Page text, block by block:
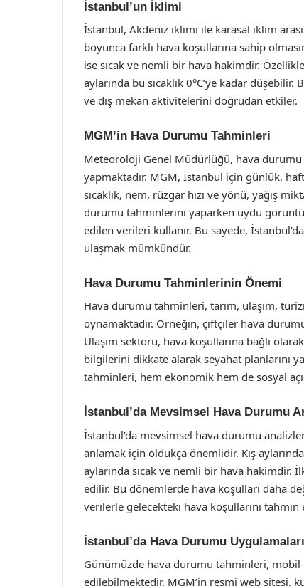
İstanbul’un İklimi
İstanbul, Akdeniz iklimi ile karasal iklim
boyunca farklı hava koşullarına sahip
ise sıcak ve nemli bir hava hakimdir. Özellikle
aylarında bu sıcaklık 0°C’ye kadar
ve dış mekan aktivitelerini doğrudan etkiler.
MGM’in Hava Durumu Tahminleri
Meteoroloji Genel Müdürlüğü, hava
yapmaktadır. MGM, İstanbul için günlük,
sıcaklık, nem, rüzgar hızı ve yönü, yağış
durumu tahminlerini yaparken uydu
edilen verileri kullanır. Bu sayede,
ulaşmak mümkündür.
Hava Durumu Tahminlerinin Önemi
Hava durumu tahminleri, tarım, ulaşım,
oynamaktadır. Örneğin, çiftçiler hava
Ulaşım sektörü, hava koşullarına bağlı
bilgilerini dikkate alarak seyahat planlarını
tahminleri, hem ekonomik hem de sosyal
İstanbul’da Mevsimsel Hava Durumu
İstanbul’da mevsimsel hava durumu
anlamak için oldukça önemlidir. Kış
aylarında sıcak ve nemli bir hava hakimdir.
edilir. Bu dönemlerde hava koşulları daha
verilerle gelecekteki hava koşullarını tahmin
İstanbul’da Hava Durumu
Günümüzde hava durumu tahminleri, mobil
edilebilmektedir. MGM’in resmi web sitesi,